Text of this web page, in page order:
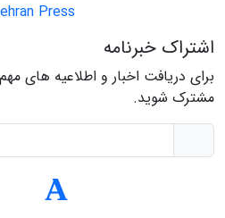
Press
اشتراک خبرنامه
برای دریافت اخبار و اطلاعیه های
مشترک شوید.